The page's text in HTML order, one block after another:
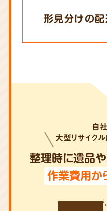
形見分けの配
整理時に遺品
作業費用か
自
大型リサイクル